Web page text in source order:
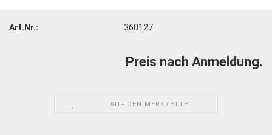
Art.Nr.: 360127
Preis nach Anmeldung.
AUF DEN MERKZETTEL